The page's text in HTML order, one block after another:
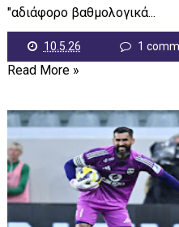
"αδιάφορο βαθμολογικά...
10.5.26
1
Read More »